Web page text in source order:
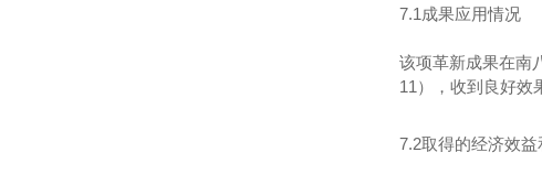
7.1成果应用情况
该项革新成果在南
11），收到良好效
7.2取得的经济效